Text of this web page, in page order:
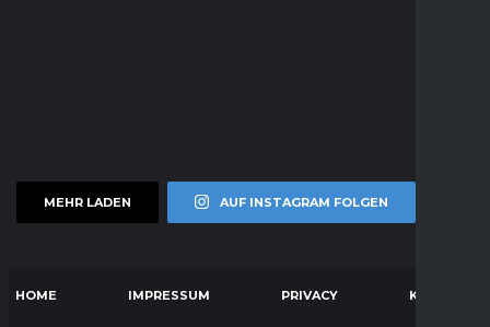
MEHR LADEN AUF INSTAGRAM FOLGEN
HOME IMPRESSUM PRIVACY KONTAKT